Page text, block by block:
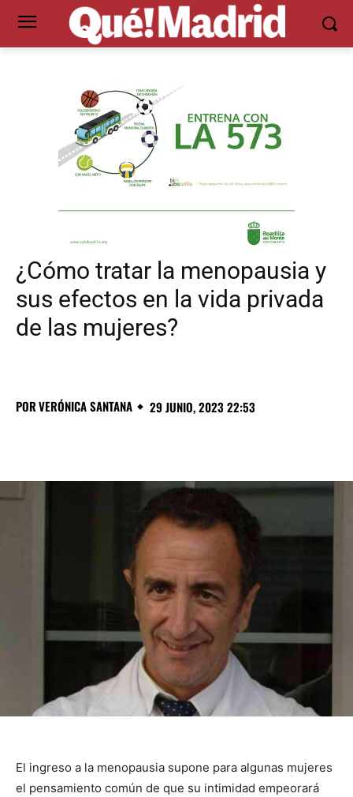
¿Cómo tratar la menopausia y
sus efectos en la vida privada
de las mujeres?
PORVERÓNICA SANTANA 29 JUNIO, 2023 22:53
El ingreso a la menopausia supone para algunas mujeres
el pensamiento común de que su intimidad empeorará